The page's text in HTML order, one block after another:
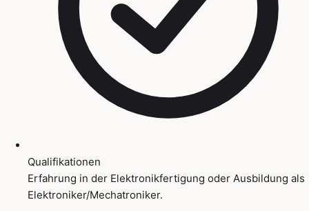
Qualifikationen
Erfahrung in der Elektronikfertigung oder Ausbildung als
Elektroniker/Mechatroniker.